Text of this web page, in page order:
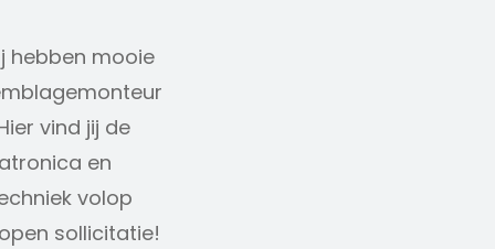
hebben mooie
vind jij de
en
volop
sollicitatie!